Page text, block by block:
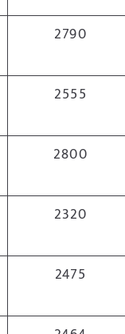
2790
2555
2800
2320
2475